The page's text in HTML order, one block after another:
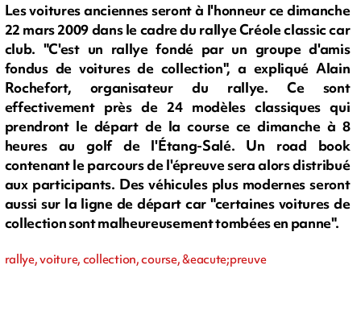
Les voitures anciennes seront à l'honneur ce dimanche
22 mars 2009 dans le cadre du rallye Créole classic car
club. "C'est un rallye fondé par un groupe d'amis
fondus de voitures de collection", a expliqué Alain
Rochefort, organisateur du rallye. Ce sont
effectivement près de 24 modèles classiques qui
prendront le départ de la course ce dimanche à 8
heures au golf de l'Étang-Salé. Un road book
contenant le parcours de l'épreuve sera alors distribué
aux participants. Des véhicules plus modernes seront
aussi sur la ligne de départ car "certaines voitures de
collection sont malheureusement tombées en panne".
rallye, voiture, collection, course, &eacute;preuve